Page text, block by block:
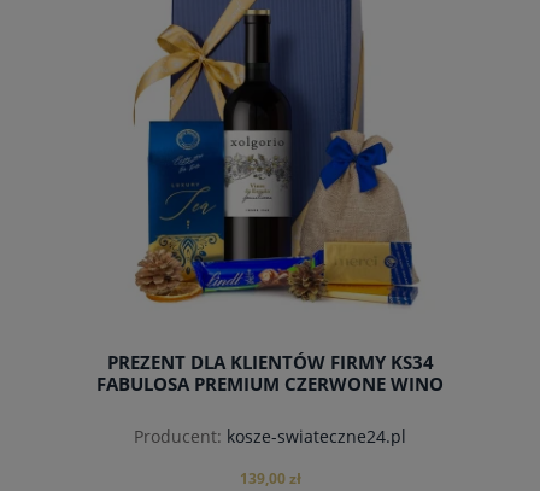
PREZENT DLA KLIENTÓW FIRMY KS34
FABULOSA PREMIUM CZERWONE WINO
Producent: kosze-swiateczne24.pl
139,00 zł